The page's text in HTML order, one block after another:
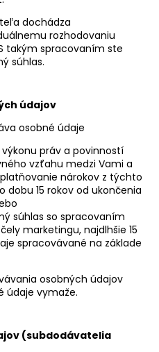
dochádza
rozhodovaniu
takým spracovaním ste
súhlas.
údajov
osobné údaje
práv a povinností
vzťahu medzi Vami a
nárokov z týchto
15 rokov od ukončenia
súhlas so spracovaním
marketingu, najdlhšie 15
spracovávané na základe
osobných údajov
údaje vymaže.
(subdodávatelia